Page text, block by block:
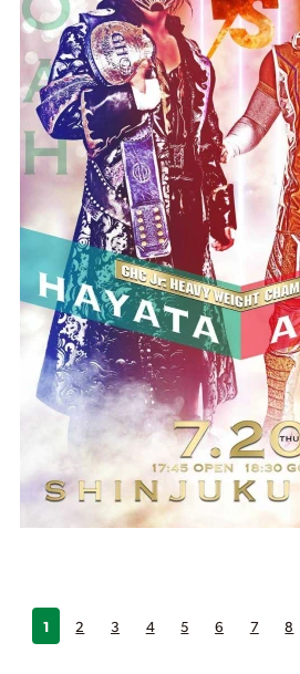
1 2 3 4 5 6 7 8